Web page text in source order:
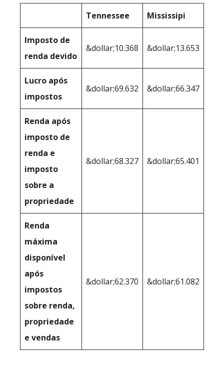
Tennessee Mississipi
Imposto de
renda devido
&dollar;10.368 &dollar;13.653
Lucro após
impostos
&dollar;69.632 &dollar;66.347
Renda após
imposto de
renda e
imposto
sobre a
propriedade
&dollar;68.327 &dollar;65.401
Renda
máxima
disponível
após
impostos
sobre renda,
propriedade
e vendas
&dollar;62.370 &dollar;61.082